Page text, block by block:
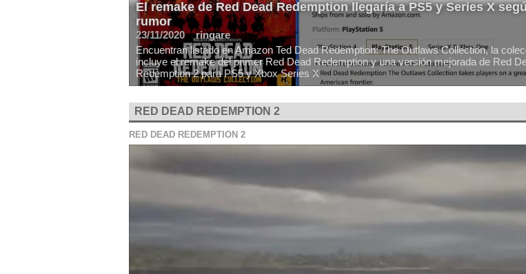
El remake de Red Dead Redemption llegaría a PS5 y Series X
rumor
23/11/2020
ringare
Encuentran listado en Amazon Ted Dead Redemption: The Outlaws Collection, la
incluye el remake del primer Red Dead Redemption y una versión mejorada de Red
Redemption 2 para PS5 y Xbox Series X
RED DEAD REDEMPTION 2
RED DEAD REDEMPTION 2